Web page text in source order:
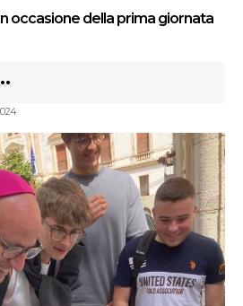
occasione della prima giornata